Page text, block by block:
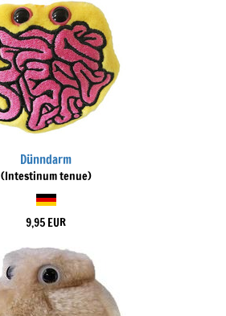
Dünndarm
(Intestinum tenue)
9,95 EUR